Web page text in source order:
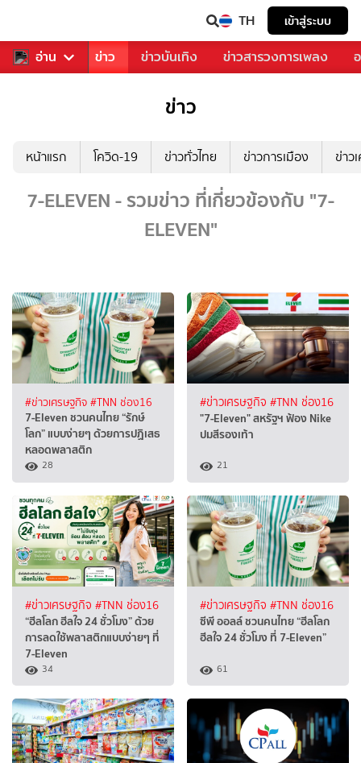
TH เข้าสู่ระบบ
อ่าน
คุณ กีฬา ข่าว ข่าวบันเทิง ข่าวสารวงการเพลง
ข่าว
หน้าแรก โควิด-19 ข่าวทั่วไทย ข่าวการเมือง ข่าว
7-ELEVEN - รวมข่าว ที่เกี่ยวข้องกับ "7-
ELEVEN"
#ข่าวเศรษฐกิจ #TNN ช่อง16
7-Eleven ชวนคนไทย “รักษ์
โลก” แบบง่ายๆ ด้วยการปฏิเสธ
หลอดพลาสติก
28
#ข่าวเศรษฐกิจ #TNN ช่อง16
"7-Eleven" สหรัฐฯ ฟ้อง Nike
ปมสีรองเท้า
21
#ข่าวเศรษฐกิจ #TNN ช่อง16
“ฮีลโลก ฮีลใจ 24 ชั่วโมง” ด้วย
การลดใช้พลาสติกแบบง่ายๆ ที่
7-Eleven
34
#ข่าวเศรษฐกิจ #TNN ช่อง16
ซีพี ออลล์ ชวนคนไทย “ฮีลโลก
ฮีลใจ 24 ชั่วโมง ที่ 7-Eleven”
61